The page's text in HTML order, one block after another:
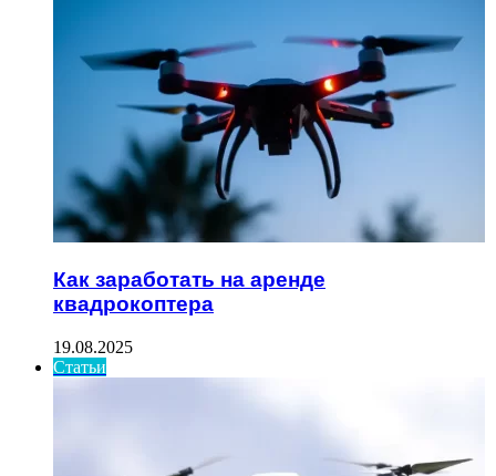
Как заработать на аренде
квадрокоптера
19.08.2025
Статьи